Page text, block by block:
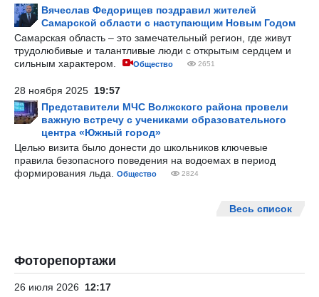
Вячеслав Федорищев поздравил жителей
Самарской области с наступающим Новым Годом
Самарская область – это замечательный регион, где живут
трудолюбивые и талантливые люди с открытым сердцем и
сильным характером.
Общество 2651
28 ноября 2025 19:57
Представители МЧС Волжского района провели
важную встречу с учениками образовательного
центра «Южный город»
Целью визита было донести до школьников ключевые
правила безопасного поведения на водоемах в период
формирования льда.
Общество 2824
Весь список
Фоторепортажи
26 июля 2026 12:17